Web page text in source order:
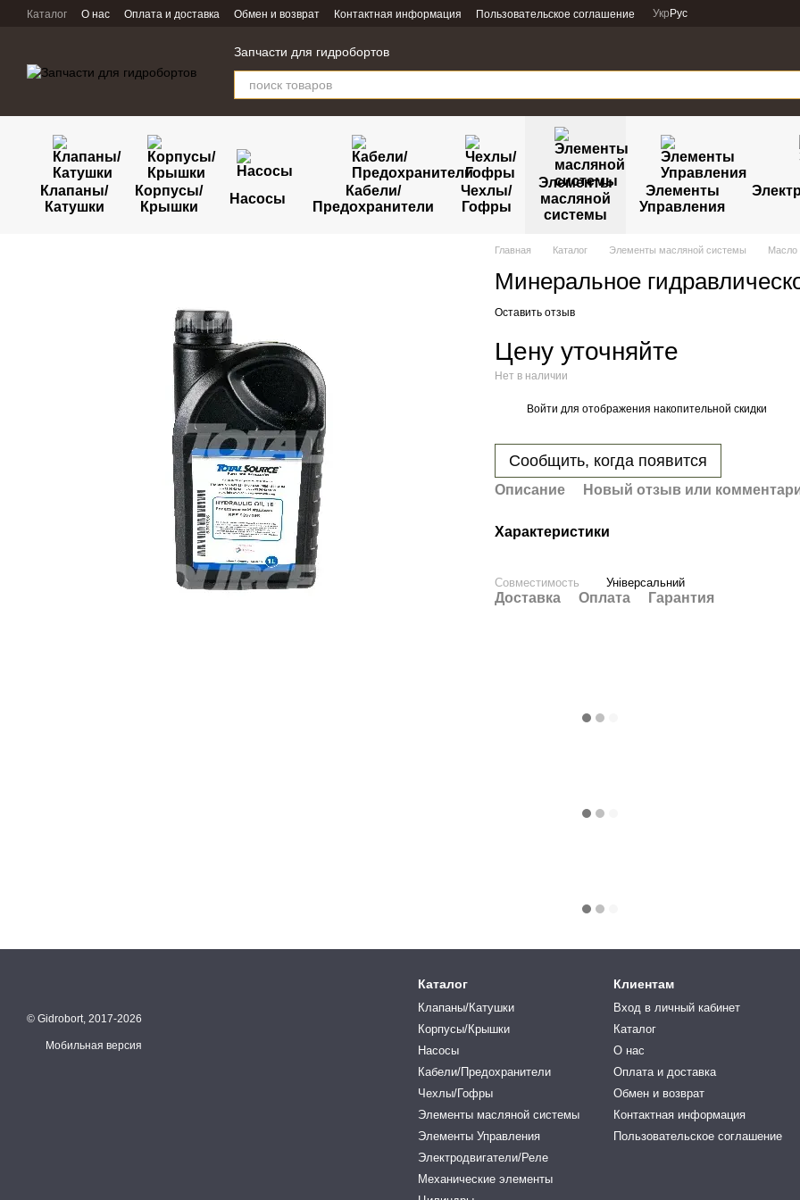
Перейти к основному контенту
Каталог О нас Оплата и доставка Обмен и возврат Контактная информация Пользовательское соглашение Укр Рус
Запчасти для гидробортов
Клапаны/
Катушки
Корпусы/
Крышки
Насосы
Кабели/
Предохранители
Чехлы/
Гофры
Элементы
масляной
системы
Элементы
Управления
Главная Каталог Элементы масляной системы Масло
Минеральное
Оставить отзыв
Цену уточняйте
Нет в наличии
Войти для отображения накопительной скидки
Сообщить, когда появится
Описание Новый отзыв или
Характеристики
Совместимость Універсальний
Доставка Оплата Гарантия
© Gidrobort, 2017-2026
Мобильная версия
Каталог
Клапаны/Катушки
Корпусы/Крышки
Насосы
Кабели/Предохранители
Чехлы/Гофры
Элементы масляной системы
Элементы Управления
Электродвигатели/Реле
Механические элементы
Клиентам
Вход в личный кабинет
Каталог
О нас
Оплата и доставка
Обмен и возврат
Контактная информация
Пользовательское соглашение